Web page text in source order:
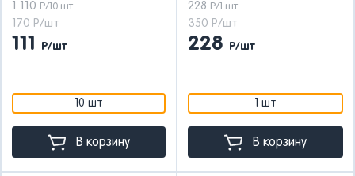
1 110 Р/10 шт
170 Р/шт
111 Р/шт
10 шт
В корзину
228 Р/1 шт
350 Р/шт
228 Р/шт
1 шт
В корзину